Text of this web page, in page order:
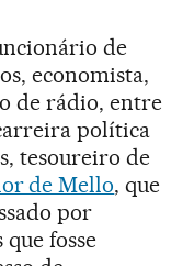
de
economista,
de rádio, entre
política
tesoureiro de
de Mello, que
por
fosse